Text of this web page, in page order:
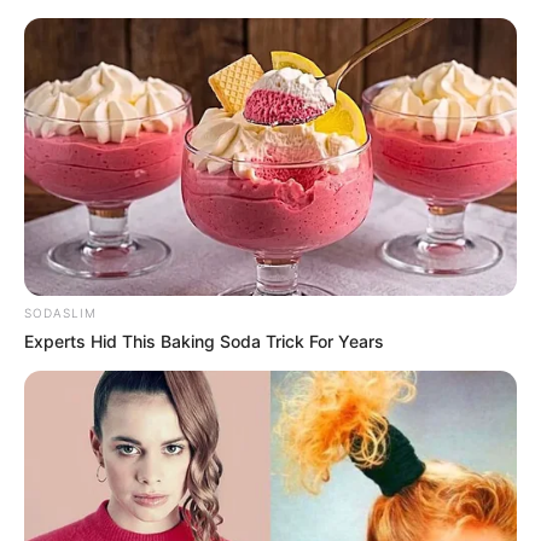
Filmowe premiery tygodnia 17.02-
23.02: „Czarownica 2”, „Bad Boy”,
„Zew krwi” i inne
Mateusz Zaczyk 15 lutego 2020 Artykuły
SODASLIM
Experts Hid This Baking Soda Trick For Years